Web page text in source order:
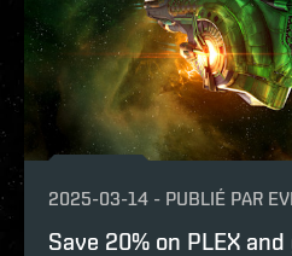
2025-03-14 - PUBLIÉ PAR
Save 20% on PLEX